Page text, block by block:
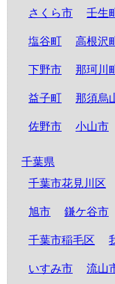
さくら市 壬生
塩谷町 高根沢
下野市 那珂川
益子町 那須烏
佐野市 小山市
千葉県
千葉市花見川区
旭市 鎌ケ谷市
千葉市稲毛区
いすみ市 流山